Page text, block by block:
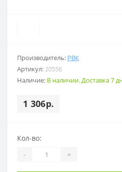
Производитель: РВК
Артикул:20556
Наличие: В наличии. Доставка 7
1 306р.
Кол-во:
- +